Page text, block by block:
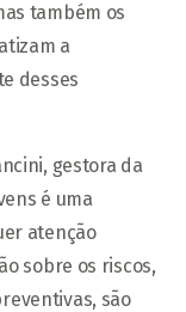
também os
a
desses
gestora da
é uma
atenção
sobre os riscos,
são